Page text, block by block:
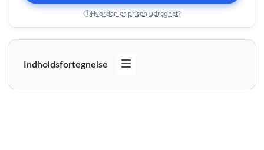
i Hvordan er prisen udregnet?
Indholdsfortegnelse